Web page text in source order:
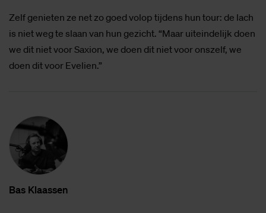
Zelf genieten ze net zo goed volop tijdens hun tour: de lach
is niet weg te slaan van hun gezicht. “Maar uiteindelijk doen
we dit niet voor Saxion, we doen dit niet voor onszelf, we
doen dit voor Evelien.”
Bas Klaas­sen